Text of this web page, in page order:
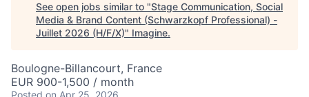
See open jobs similar to "Stage Communication, Social
Media & Brand Content (Schwarzkopf Professional) -
Juillet 2026 (H/F/X)" Imagine.
Boulogne-Billancourt, France
EUR 900-1,500 / month
Posted on Apr 25, 2026